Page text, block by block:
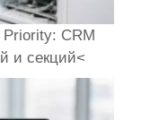
CRM
и секций<